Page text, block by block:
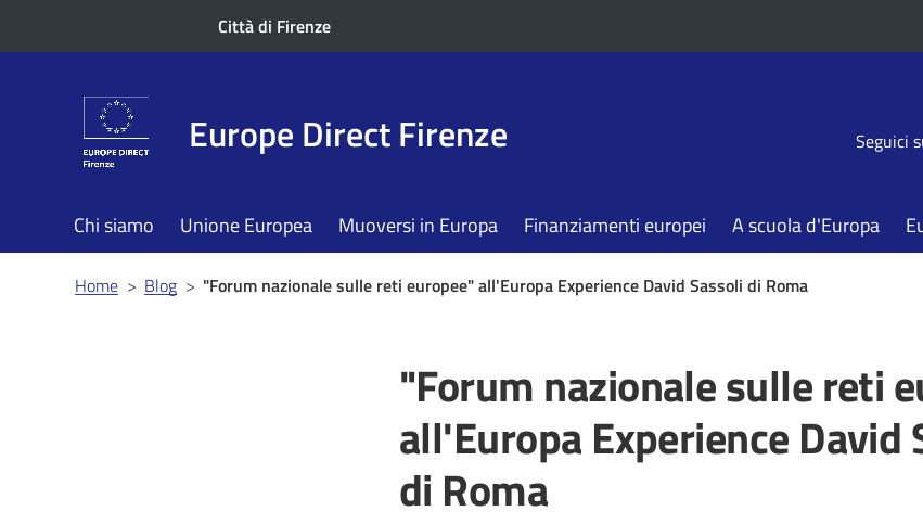
Città di Firenze
Europe Direct Firenze Seguici
Chi siamo Unione Europea Muoversi in Europa Finanziamenti europei A scuola d'Europa
Briciole
di
Home> Blog> "Forum nazionale sulle reti europee" all'Europa Experience David Sassoli di Roma
"Forum nazionale sulle reti
all'Europa Experience David
di Roma